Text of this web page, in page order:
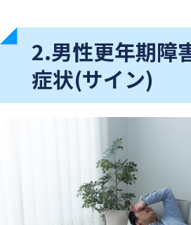
2.男性更年期障
症状(サイン)